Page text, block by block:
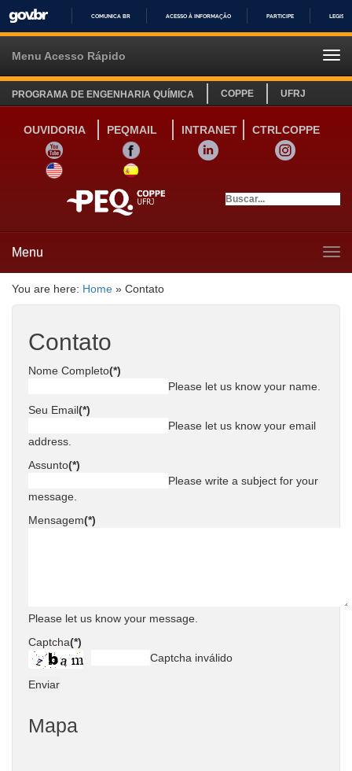
IR
COMUNICA BR ACESSO À INFORMAÇÃO PARTICIPE
Menu Acesso Rápido
PROGRAMA DE ENGENHARIA QUÍMICA COPPE UFRJ
OUVIDORIA PEQMAIL INTRANET
CTRLCOPPE
YOUTUBE
FACEBOOK LINKEDIN
INSTAGRAM
SITE INGLÊS
LINK SITE ESPANHOL
Menu
You are here: Home » Contato
Contato
Nome Completo(*)
Please let us know your name.
Seu Email(*)
Please let us know your email
address.
Assunto(*)
Please write a subject for your
message.
Mensagem(*)
Please let us know your message.
Captcha(*)
Captcha inválido
Mapa